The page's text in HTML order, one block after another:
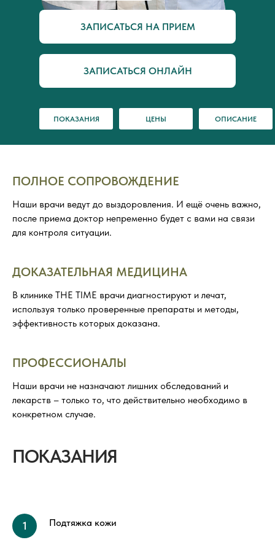
ЗАПИСАТЬСЯ ОНЛАЙН
ЗАПИСАТЬСЯ НА ПРИЕМ
ПОКАЗАНИЯ ЦЕНЫ ОПИСАНИЕ
ПОЛНОЕ СОПРОВОЖДЕНИЕ
Наши врачи ведут до выздоровления. И ещё очень важно,
после приема доктор непременно будет с вами на связи
для контроля ситуации.
ДОКАЗАТЕЛЬНАЯ МЕДИЦИНА
В клинике THE TIME врачи диагностируют и лечат,
используя только проверенные препараты и методы,
эффективность которых доказана.
ПРОФЕССИОНАЛЫ
Наши врачи не назначают лишних обследований и
лекарств – только то, что действительно необходимо в
конкретном случае.
ПОКАЗАНИЯ
Подтяжка кожи